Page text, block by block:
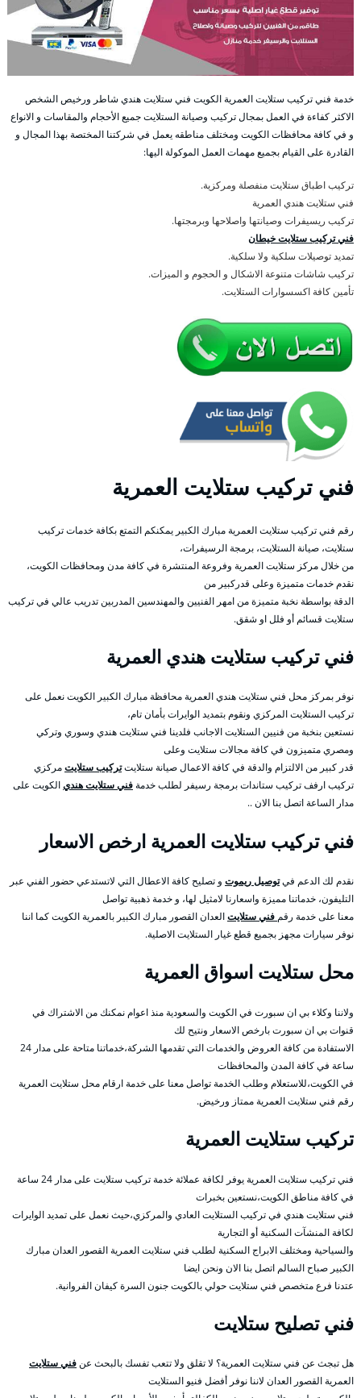
خدمة فني تركيب ستلايت العمرية الكويت فني ستلايت هندي شاطر ورخيص الشخص
الاكثر كفاءة في العمل بمجال تركيب وصيانة الستلايت جميع الأحجام والمقاسات و الانواع
و في كافة محافظات الكويت ومختلف مناطقه يعمل في شركتنا المختصة بهذا المجال و
القادرة على القيام بجميع مهمات العمل الموكولة اليها:
تركيب اطباق ستلايت منفصلة ومركزية.
فني ستلايت هندي العمرية
تركيب ريسيفرات وصيانتها واصلاحها وبرمجتها.
فني تركيب ستلايت خيطان
تمديد توصيلات سلكية ولا سلكية.
تركيب شاشات متنوعة الاشكال و الحجوم و الميزات.
تأمين كافة اكسسوارات الستلايت.
فني تركيب ستلايت العمرية
رقم فني تركيب ستلايت العمرية مبارك الكبير يمكنكم التمتع بكافة خدمات تركيب
ستلايت، صيانة الستلايت، برمجة الرسيفرات،
من خلال مركز ستلايت العمرية وفروعة المنتشرة في كافة مدن ومحافظات الكويت،
نقدم خدمات متميزة وعلى قدركبير من
الدقة بواسطة نخبة متميزة من امهر الفنيين والمهندسين المدربين تدريب عالي في تركيب
ستلايت قسائم أو فلل او شقق.
فني تركيب ستلايت هندي العمرية
نوفر بمركز محل فني ستلايت هندي العمرية محافظة مبارك الكبير الكويت نعمل على
تركيب الستلايت المركزي ونقوم بتمديد الوايرات بأمان تام،
نستعين بنخبة من فنيين الستلايت الاجانب فلدينا فني ستلايت هندي وسوري وتركي
ومصري متميزون في كافة مجالات ستلايت وعلى
قدر كبير من الالتزام والدقة في كافة الاعمال صيانة ستلايتتركيب ستلايتمركزي
تركيب ارفف تركيب ستاندات برمجة رسيفر لطلب خدمةفني ستلايت هنديالكويت على
مدار الساعة اتصل بنا الان ..
فني تركيب ستلايت العمرية ارخص الاسعار
نقدم لك الدعم فيتوصيل ريموت و تصليح كافة الاعطال التي لاتستدعي حضور الفني عبر
التليفون، خدماتنا مميزة واسعارنا لامثيل لها، و خدمة ذهبية تواصل
معنا على خدمة رقم فني ستلايتالعدان القصور مبارك الكبير بالعمرية الكويت كما اننا
نوفر سيارات مجهز بجميع قطع غيار الستلايت الاصلية.
محل ستلايت اسواق العمرية
ولاننا وكلاء بي ان سبورت في الكويت والسعودية منذ اعوام نمكنك من الاشتراك في
قنوات بي ان سبورت بارخص الاسعار ونتيح لك
الاستفادة من كافة العروض والخدمات التي تقدمها الشركة،خدماتنا متاحة على مدار 24
ساعة في كافة المدن والمحافظات
في الكويت،للاستعلام وطلب الخدمة تواصل معنا على خدمة ارقام محل ستلايت العمرية
رقم فني ستلايت العمرية ممتاز ورخيض.
تركيب ستلايت العمرية
فني تركيب ستلايت العمرية يوفر لكافة عملائة خدمة تركيب ستلايت على مدار 24 ساعة
في كافة مناطق الكويت،نستعين بخبرات
فني ستلايت هندي في تركيب الستلايت العادي والمركزي،حيث نعمل على تمديد الوايرات
لكافة المنشآت السكنية أو التجارية
والسياحية ومختلف الابراج السكنية لطلب فني ستلايت العمرية القصور العدان مبارك
الكبير صباح السالم اتصل بنا الان ونحن ايضا
عتدنا فرع متخصص فني ستلايت حولي بالكويت جنون السرة كيفان الفروانية.
فني تصليح ستلايت
هل تبجث عن فني ستلايت العمرية؟ لا تقلق ولا تتعب تفسك بالبحث عنفني ستلايت
العمرية القصور العدان لاننا نوفر أفضل فنيو الستلايت